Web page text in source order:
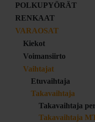
POLKUPYÖRÄT
RENKAAT
VARAOSAT
Kiekot
Voimansiirto
Vaihtajat
Etuvaihtaja
Takavaihtaja
Takavaihtaja
Takavaihtaja